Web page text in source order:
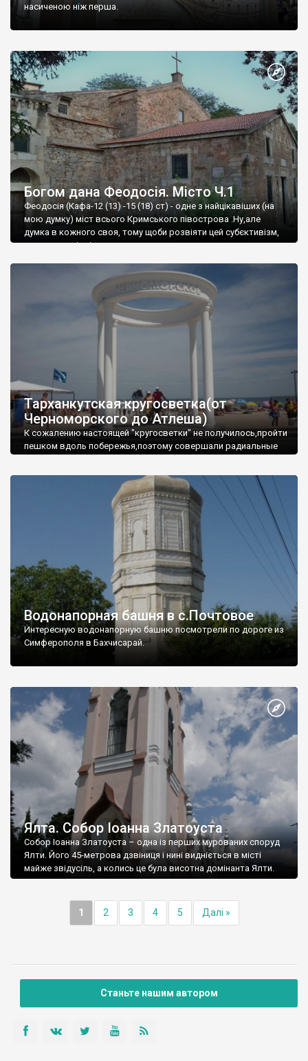
насиченою ніж перша.
Богом дана Феодосія. Місто Ч.1
Феодосія (Кафа-12 (13) -15 (18) ст) - одне з найцікавіших (на
мою думку) міст всього Кримського півострова .Ну,але
думка в кожного своя, тому щоби розвіяти цей субєктивізм,
запрошую відвідати це
Тарханкутская кругосветка(от
Черноморского до Атлеша)
К сожалению настоящей "кругосветки" не получилось,пройти
пешком вдоль побережья,поэтому совершали радиальные
Водонапорная башня в с.Почтовое
Интересную водонапорную башню посмотрели по дороге из
Симферополя в Бахчисарай.
Ялта. Собор Іоанна Златоуста
Собор Іоанна Златоуста – одна із перших мурованих споруд
Ялти. Його 45-метрова дзвіниця і нині видніється в місті
майже звідусіль, а колись це була висотна домінанта Ялти.
1 2 3 4 5 Далі »
Станьте нашим автором